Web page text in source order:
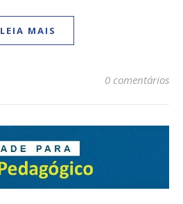
LEIA MAIS
0 comentários